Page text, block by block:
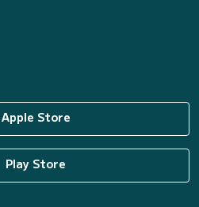
Apple Store
Play Store